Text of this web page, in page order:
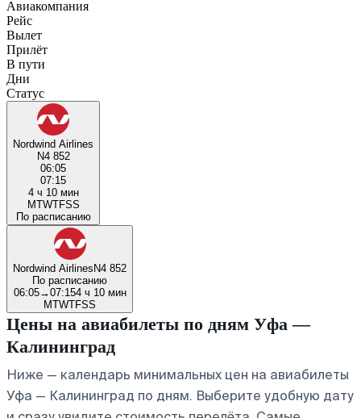
Авиакомпания
Рейс
Вылет
Прилёт
В пути
Дни
Статус
Nordwind Airlines
N4 852
06:05
07:15
4 ч 10 мин
MTWTFSS
По расписанию
Nordwind AirlinesN4 852
По расписанию
06:05→07:154 ч 10 мин
MTWTFSS
Цены на авиабилеты по дням Уфа —
Калининград
Ниже — календарь минимальных цен на авиабилеты
Уфа — Калининград по дням. Выберите удобную дату